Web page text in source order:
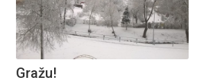
Gražu!